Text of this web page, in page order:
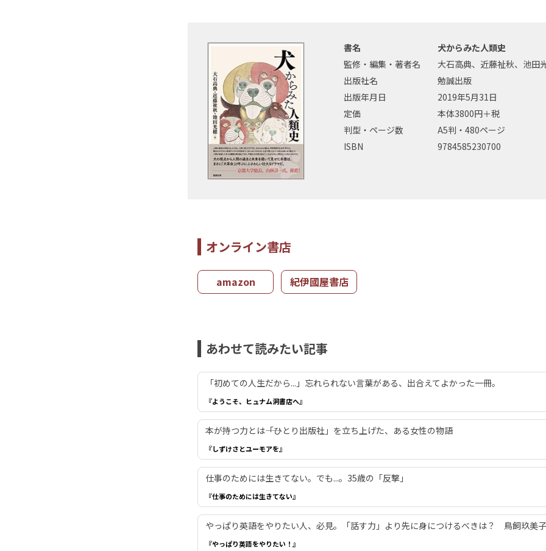
書名
犬からみた人類史
監修・編集・著者名
大石高典、近藤祉秋、池
出版社名
勉誠出版
出版年月日
2019年5月31日
定価
本体3800円＋税
判型・ページ数
A5判・480ページ
ISBN
9784585230700
オンライン書店
amazon 紀伊國屋書店
あわせて読みたい記事
「初めての人生だから...」忘れられない言葉がある、出合えてよかった一冊。
『ようこそ、ヒュナム洞書店へ』
本が持つ力とは――「ひとり出版社」を立ち上げた、ある女性の物語
『しずけさとユーモアを』
仕事のためには生きてない。でも...。35歳の「反撃」
『仕事のためには生きてない』
やっぱり英語をやりたい人、必見。「話す力」より先に身につけるべきは？ 鳥飼玖美
『やっぱり英語をやりたい！』